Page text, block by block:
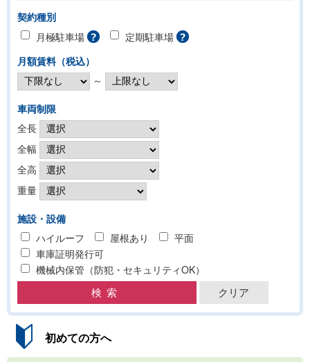
契約種別
月極駐車場
定期駐車場
月額賃料（税込）
～
車両制限
全長
全幅
全高
重量
施設・設備
ハイルーフ
屋根あり
平面
車庫証明発行可
機械内保管（防犯・セキュリティOK）
初めての方へ